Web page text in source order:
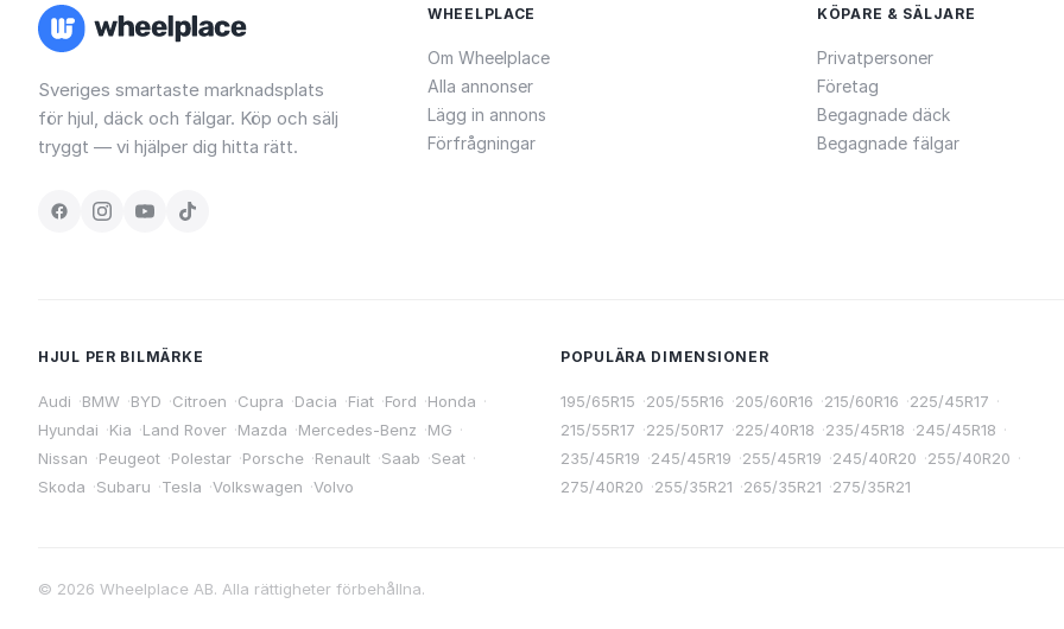
Sveriges smartaste marknadsplats
för hjul, däck och fälgar. Köp och sälj
tryggt — vi hjälper dig hitta rätt.
WHEELPLACE
Om Wheelplace
Alla annonser
Lägg in annons
Förfrågningar
KÖPARE & SÄLJARE
Privatpersoner
Företag
Begagnade däck
Begagnade fälgar
HJUL PER BILMÄRKE
Audi ·BMW ·BYD ·Citroen ·Cupra ·Dacia ·Fiat ·Ford ·Honda ·
Hyundai ·Kia ·Land Rover ·Mazda ·Mercedes-Benz ·MG ·
Nissan ·Peugeot ·Polestar ·Porsche ·Renault ·Saab ·Seat ·
Skoda ·Subaru ·Tesla ·Volkswagen ·Volvo
POPULÄRA DIMENSIONER
195/65R15 ·205/55R16 ·205/60R16 ·215/60R16 ·225/45R17 ·
215/55R17 ·225/50R17 ·225/40R18 ·235/45R18 ·245/45R18 ·
235/45R19 ·245/45R19 ·255/45R19 ·245/40R20 ·255/40R20 ·
275/40R20 ·255/35R21 ·265/35R21 ·275/35R21
© 2026 Wheelplace AB. Alla rättigheter förbehållna.